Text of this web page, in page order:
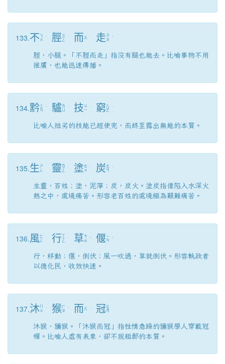
133.不 ㄅ
ㄨ
ˋ 脛 ㄐ
ㄧ
ㄥ
ˋ 而 ˊ 走
ㄗ
ㄡ
ˇ
脛，小腿。「不脛而走」指沒有腿也能去。比喻事物不用
推廣，也能迅速傳播。
134.黔ㄑ
ㄧ
ㄢ
ˊ 驢 ㄌ
ˊ 技 ㄐ
ㄧ
ˋ 窮 ㄑ
ㄩ
ㄥ
ˊ
比喻人拙劣的技能已經使完，而終至露出無能的本質。
135.生 ㄕ
ㄥ
靈 ㄌ
ㄧ
ㄥ
ˊ 塗ㄊ
ㄨ
ˊ 炭ㄊ
ㄢ
ˋ
生靈，百姓；塗，泥濘；炭，炭火。塗炭指像陷入水深火
熱之中，處境痛苦。形容老百姓的處境極為艱難痛苦。
136.風ㄈ
ㄥ
行 ㄧ
ㄥ
ˊ 草ㄘ
ㄠ
ˇ 偃 ㄧ
ㄢ
ˇ
行，移動；偃，倒伏；風一吹過，草就倒伏。形容執政者
以德化民，收效快速。
137.沐ㄨ
ˋ 猴 ㄏ
ㄡ
ˊ 而 ˊ 冠ㄍ
ㄨ
ㄢ
沐猴，獼猴。「沐猴而冠」指性情急躁的獼猴學人穿戴冠
帽。比喻人虛有表象，卻不脫粗鄙的本質。